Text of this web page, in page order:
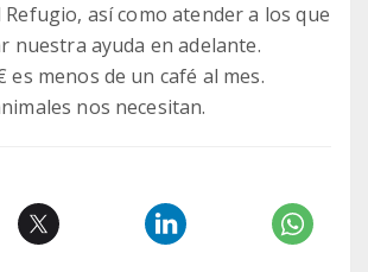
así como atender a los que
nuestra ayuda en adelante.
es menos de un café al mes.
nos necesitan.